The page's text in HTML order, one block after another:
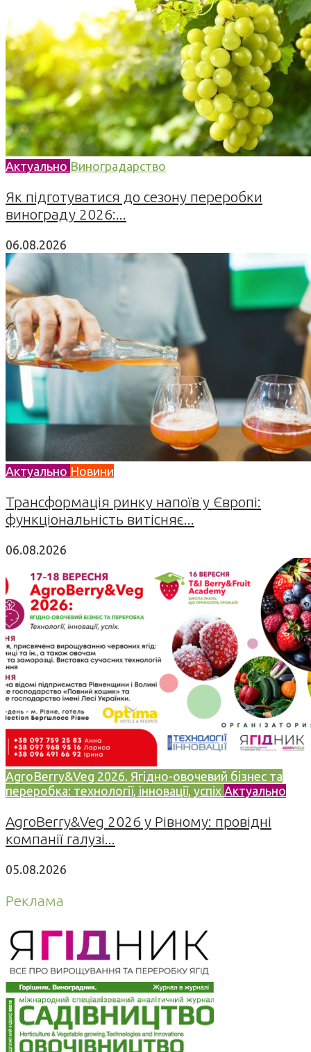
Актуально Виноградарство
Як підготуватися до сезону переробки
винограду 2026:...
06.08.2026
Актуально Новини
Трансформація ринку напоїв у Європі:
функціональність витісняє...
06.08.2026
AgroBerry&Veg 2026. Ягідно-овочевий бізнес та
переробка: технології, інновації, успіх Актуально
AgroBerry&Veg 2026 у Рівному: провідні
компанії галузі...
05.08.2026
Реклама